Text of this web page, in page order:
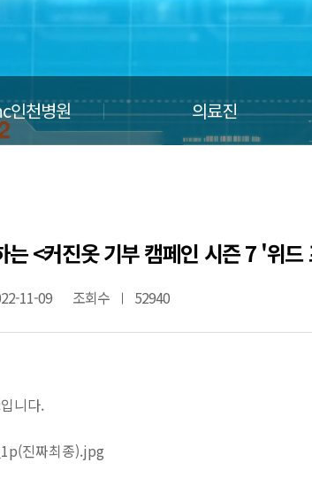
인천병원 의료진
<커진옷 기부 캠페인 시즌 7 '위
11-09 조회수 52940
니다.